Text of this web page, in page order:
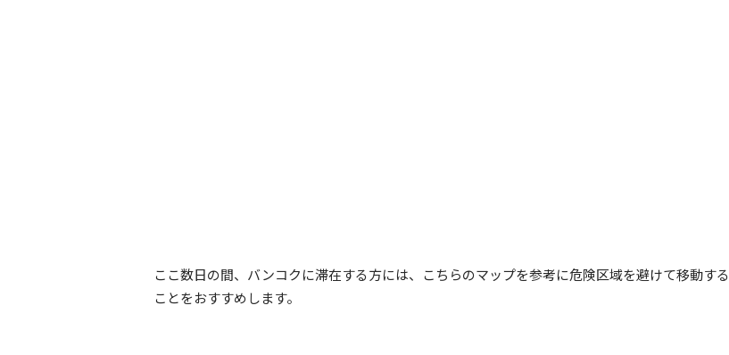
ここ数日の間、バンコクに滞在する方には、こちらのマップを参考に危険区域を避けて移動する
ことをおすすめします。